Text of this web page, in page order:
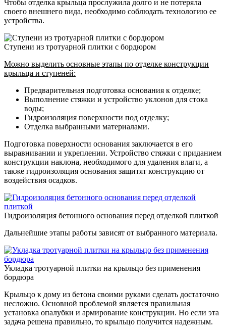
Чтобы отделка крыльца прослужила долго и не потеряла
своего внешнего вида, необходимо соблюдать технологию ее
устройства.
Ступени из тротуарной плитки с бордюром
Можно выделить основные этапы по отделке конструкции
крыльца и ступеней:
Предварительная подготовка основания к отделке;
Выполнение стяжки и устройство уклонов для стока
воды;
Гидроизоляция поверхности под отделку;
Отделка выбранными материалами.
Подготовка поверхности основания заключается в его
выравнивании и укреплении. Устройство стяжки с приданием
конструкции наклона, необходимого для удаления влаги, а
также гидроизоляция основания защитят конструкцию от
воздействия осадков.
Гидроизоляция бетонного основания перед отделкой плиткой
Дальнейшие этапы работы зависят от выбранного материала.
Укладка тротуарной плитки на крыльцо без применения
бордюра
Крыльцо к дому из бетона своими руками сделать достаточно
несложно. Основной проблемой является правильная
установка опалубки и армирование конструкции. Но если эта
задача решена правильно, то крыльцо получится надежным.